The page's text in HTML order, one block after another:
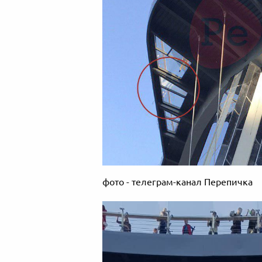
фото - телеграм-канал Перепичка